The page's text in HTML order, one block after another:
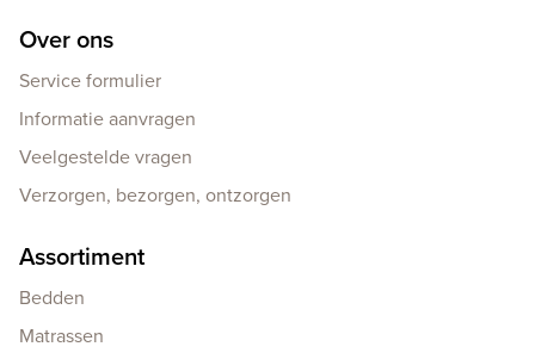
Over ons
Service formulier
Informatie aanvragen
Veelgestelde vragen
Verzorgen, bezorgen, ontzorgen
Assortiment
Bedden
Matrassen